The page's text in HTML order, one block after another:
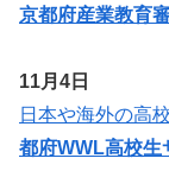
京都府産業教育
11月4日
日本や海外の高
都府WWL高校生